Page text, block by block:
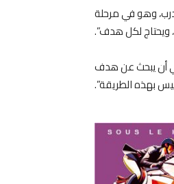
وهو في مرحلة
ويحتاج لكل هدف”.
أن يبحث عن هدف
بهذه الطريقة”.